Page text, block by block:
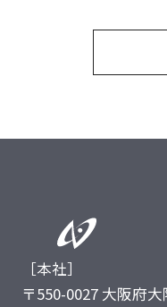
［本社］
〒550-0027 大阪府